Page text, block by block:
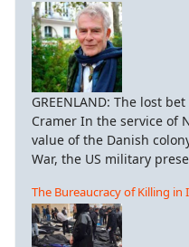
GREENLAND: The lost
Cramer In the service of
value of the Danish
War, the US military
The Bureaucracy of Killing